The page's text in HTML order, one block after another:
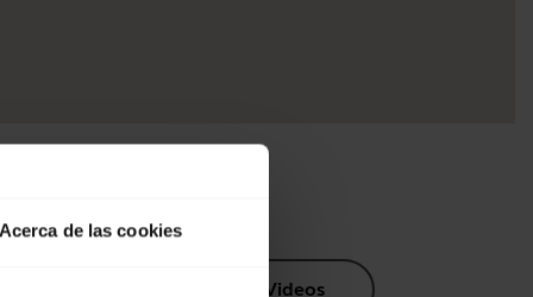
Acerca de las cookies
Videos